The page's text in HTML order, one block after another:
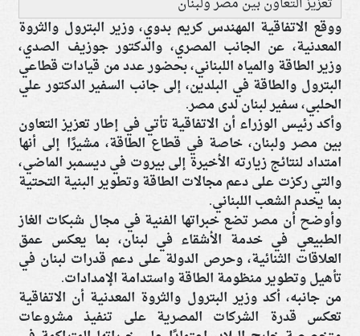
ووقع الاتفاقية المهندس كريم بدوي، وزير البترول والثروة
المعدنية، عن الجانب المصري، والدكتور جوزيف الصدي،
وزير الطاقة والمياه اللبناني، بحضور عدد من قيادات قطاعي
البترول والطاقة في البلدين، إلى جانب السفير الدكتور علي
الحلبي، سفير لبنان لدى مصر.
وأكد رئيس الوزراء أن الاتفاقية تأتي في إطار تعزيز التعاون
بين مصر ولبنان، خاصة في قطاع الطاقة، مشيرًا إلى أنها
امتداد لنتائج زيارته الأخيرة إلى بيروت في ديسمبر الماضي،
والتي ركزت على دعم مجالات الطاقة وتطوير البنية التحتية
بما يخدم الشعب اللبناني.
وأوضح أن مصر تضع خبراتها الفنية في مجال شبكات الغاز
الطبيعي في خدمة الأشقاء في لبنان، بما يعكس عمق
العلاقات الثنائية، وحرص الدولة على دعم قدرات لبنان في
تأهيل وتطوير منظومة الطاقة واستدامة الإمدادات.
من جانبه، أكد وزير البترول والثروة المعدنية أن الاتفاقية
تعكس قدرة الشركات المصرية على تنفيذ مشروعات